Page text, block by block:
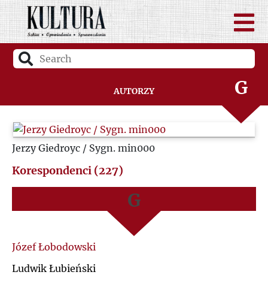
Autorzy
D
F
G
H
J
Jerzy Giedroyc / Sygn. min000
Korespondenci (227)
A
B
C
D
G
H
Ludwik Łubieński